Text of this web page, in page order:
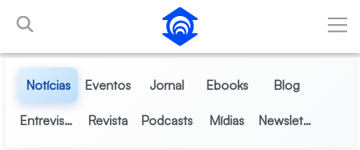
Pular para o Conteúdo principal
Notícias Eventos Jornal Ebooks Blog
Entrevistas Revista Podcasts Mídias Newsletter